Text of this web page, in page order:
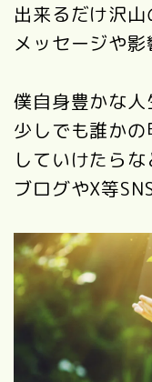
出来るだけ沢山
メッセージや影
僕自身豊かな人
少しでも誰か
していけたらな
ブログやX等